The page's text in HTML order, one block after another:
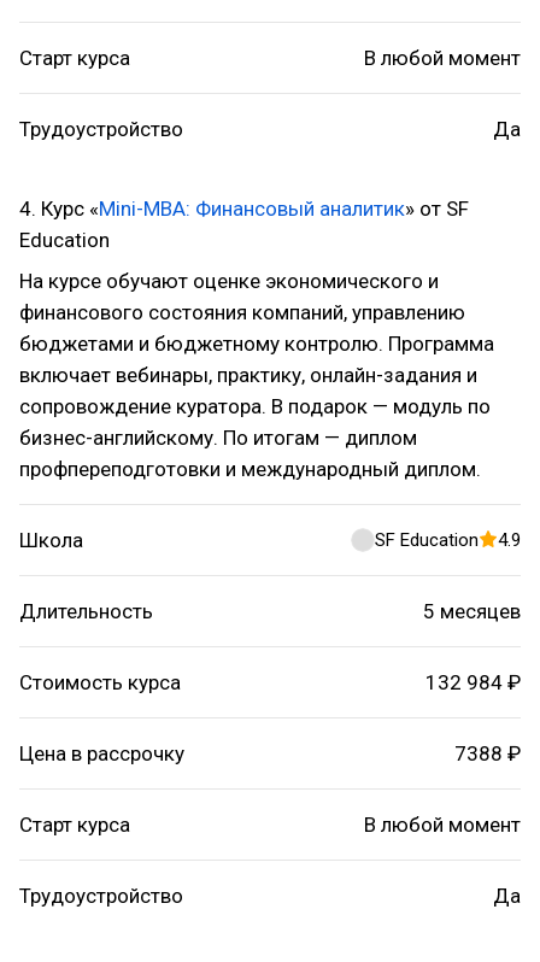
Старт курса В любой момент
Трудоустройство Да
4. Курс «Mini-MBA: Финансовый аналитик» от SF
Education
На курсе обучают оценке экономического и
финансового состояния компаний, управлению
бюджетами и бюджетному контролю. Программа
включает вебинары, практику, онлайн-задания и
сопровождение куратора. В подарок — модуль по
бизнес-английскому. По итогам — диплом
профпереподготовки и международный диплом.
Школа SF Education 4.9
Длительность 5 месяцев
Стоимость курса 132 984 ₽
Цена в рассрочку 7388 ₽
Старт курса В любой момент
Трудоустройство Да